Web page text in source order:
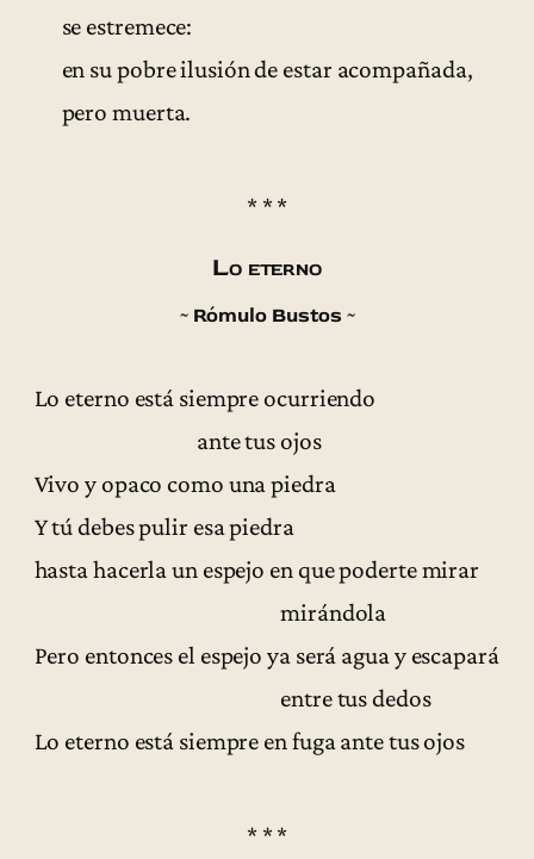
se estremece:
en su pobre ilusión de estar acompañada,
pero muerta.
* * *
Lo eterno
~ Rómulo Bustos ~
Lo eterno está siempre ocurriendo
ante tus ojos
Vivo y opaco como una piedra
Y tú debes pulir esa piedra
hasta hacerla un espejo en que poderte mirar
mirándola
Pero entonces el espejo ya será agua y escapará
entre tus dedos
Lo eterno está siempre en fuga ante tus ojos
* * *